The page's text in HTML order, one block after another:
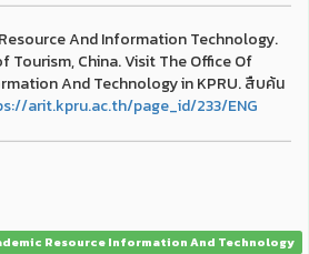
And Information Technology.
Tourism, China. Visit The Office Of
And Technology in KPRU. สืบค้น
arit.kpru.ac.th/page_id/233/ENG
Resource Information And Technology